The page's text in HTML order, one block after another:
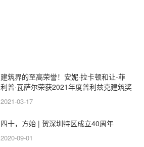
建筑界的至高荣誉！安妮·拉卡顿和让-菲
利普·瓦萨尔荣获2021年度普利兹克建筑奖
2021-03-17
四十，方始 | 贺深圳特区成立40周年
2020-09-01